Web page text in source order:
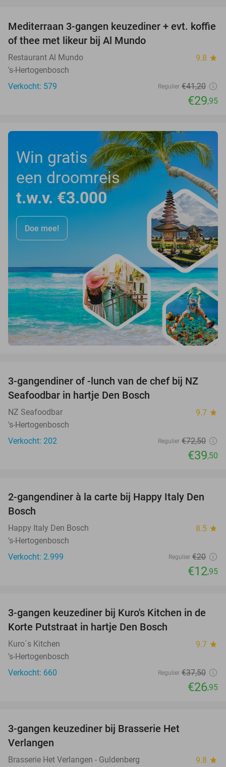
27%
Mediterraan 3-gangen keuzediner + evt. koffie
of thee met likeur bij Al Mundo
Restaurant Al Mundo 9.8 star
's-Hertogenbosch
Verkocht: 579
Regulier €41,20
€29,95
Win gratis
een droomreis
t.w.v. €3.000
Doe mee!
46%
3-gangendiner of -lunch van de chef bij NZ
Seafoodbar in hartje Den Bosch
NZ Seafoodbar 9.7 star
's-Hertogenbosch
Verkocht: 202
Regulier €72,50
€39,50
35%
2-gangendiner à la carte bij Happy Italy Den
Bosch
Happy Italy Den Bosch 8.5 star
's-Hertogenbosch
Verkocht: 2.999
Regulier €20
€12,95
28%
3-gangen keuzediner bij Kuro's Kitchen in de
Korte Putstraat in hartje Den Bosch
Kuro´s Kitchen 9.7 star
's-Hertogenbosch
Verkocht: 660
Regulier €37,50
€26,95
3-gangen keuzediner bij Brasserie Het
Verlangen
Brasserie Het Verlangen - Guldenberg 9.8 star